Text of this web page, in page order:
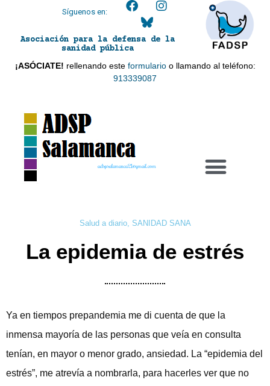
Síguenos en:
Asociación para la defensa de la
sanidad pública
¡ASÓCIATE! rellenando este formularioo llamando al teléfono:
913339087
adspsalamanca21@gmail.com
Salud a diario, SANIDAD SANA
La epidemia de estrés
Ya en tiempos prepandemia me di cuenta de que la
inmensa mayoría de las personas que veía en consulta
tenían, en mayor o menor grado, ansiedad. La “epidemia del
estrés”, me atrevía a nombrarla, para hacerles ver que no